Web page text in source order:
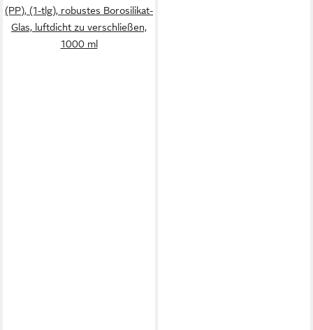
(PP), (1-tlg), robustes Borosilikat-
Glas, luftdicht zu verschließen,
1000 ml